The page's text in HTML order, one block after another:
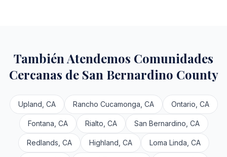
También Atendemos Comunidades
Cercanas de San Bernardino County
Upland, CA Rancho Cucamonga, CA Ontario, CA
Fontana, CA Rialto, CA San Bernardino, CA
Redlands, CA Highland, CA Loma Linda, CA